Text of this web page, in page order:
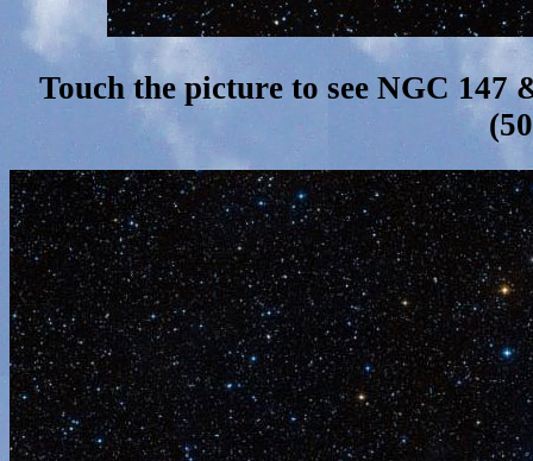
Touch the picture to see NGC